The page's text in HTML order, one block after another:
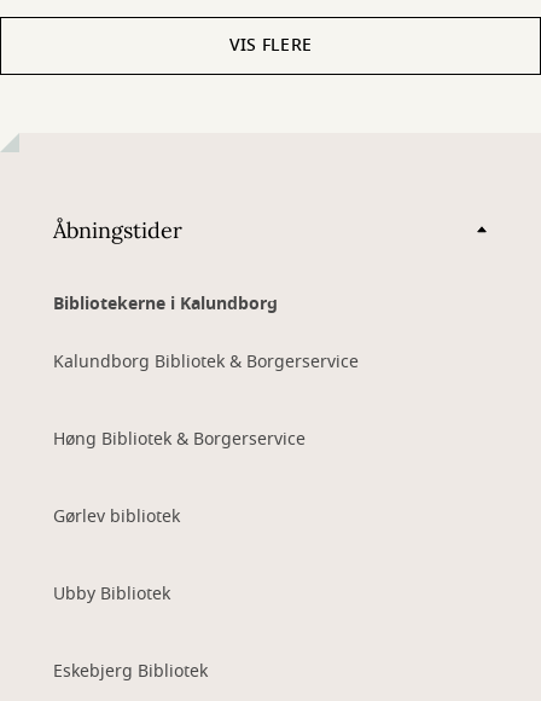
VIS FLERE
Åbningstider
Bibliotekerne i Kalundborg
Kalundborg Bibliotek & Borgerservice
Høng Bibliotek & Borgerservice
Gørlev bibliotek
Ubby Bibliotek
Eskebjerg Bibliotek